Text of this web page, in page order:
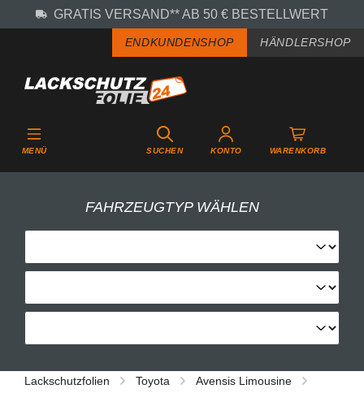
Zum Hauptinhalt springen
GRATIS VERSAND** AB 50 € BESTELLWERT
ENDKUNDENSHOP HÄNDLERSHOP
MENÜ SUCHEN KONTO WARENKORB
FAHRZEUGTYP WÄHLEN
Lackschutzfolien Toyota
Avensis Limousine